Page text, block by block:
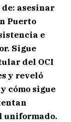
asesinar
Puerto
e
Sigue
del OCI
y reveló
cómo sigue
uniformado.